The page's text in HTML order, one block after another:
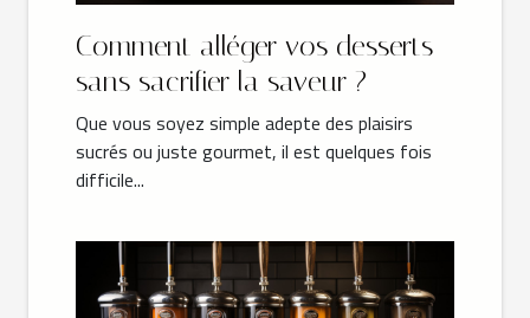
Comment alléger vos desserts
sans sacrifier la saveur ?
Que vous soyez simple adepte des plaisirs
sucrés ou juste gourmet, il est quelques fois
difficile...